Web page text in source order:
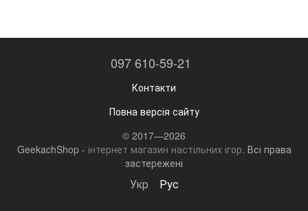
097 610-59-21
Контакти
Повна версія сайту
© 2017—2026
GeekachShop - інтернет магазин настільних ігор. Всі права
застережені
Укр Рус